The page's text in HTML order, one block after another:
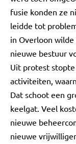
fusie konden ze
leidde tot
in Overloon
nieuwe bestuur
Uit protest
activiteiten,
Dat schoot een
keelgat. Veel
nieuwe
nieuwe